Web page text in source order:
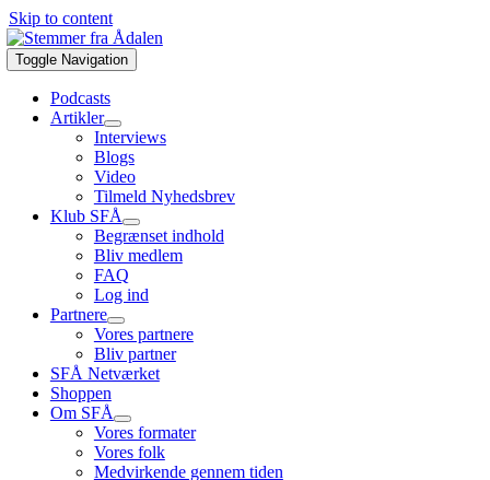
Skip to content
Toggle Navigation
Podcasts
Artikler
Interviews
Blogs
Video
Tilmeld Nyhedsbrev
Klub SFÅ
Begrænset indhold
Bliv medlem
FAQ
Log ind
Partnere
Vores partnere
Bliv partner
SFÅ Netværket
Shoppen
Om SFÅ
Vores formater
Vores folk
Medvirkende gennem tiden